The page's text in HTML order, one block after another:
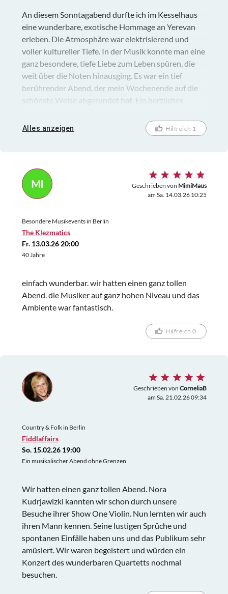
An diesem Sonntagabend durfte ich im Kesselhaus
eine wunderbare, exotische Hommage an Yerevan
erleben. Die Atmosphäre war elektrisierend und
voller kultureller Tiefe. In der Musik konnte man eine
ganz besondere, tiefe Liebe zum Leben spüren, die
weit über die Noten hinausging. Es war ein tief
berührender Abend, der mein Wochenende auf die
schönste Weise abgerundet hat. Ein herzliches
Alles anzeigen Hilfreich 1
MI Geschrieben von MimiMaus
am Sa. 14.03.26 10:25
Besondere Musikevents in Berlin
The Klezmatics
Fr. 13.03.26 20:00
40 Jahre
einfach wunderbar. wir hatten einen ganz tollen
Abend. die Musiker auf ganz hohen Niveau und das
Ambiente war fantastisch.
Hilfreich 0
Geschrieben von CorneliaB
am Sa. 21.02.26 09:34
Country & Folk in Berlin
Fiddlaffairs
So. 15.02.26 19:00
Ein musikalischer Abend ohne Grenzen
Wir hatten einen ganz tollen Abend. Nora
Kudrjawizki kannten wir schon durch unsere
Besuche ihrer Show One Violin. Nun lernten wir auch
ihren Mann kennen. Seine lustigen Sprüche und
spontanen Einfälle haben uns und das Publikum sehr
amüsiert. Wir waren begeistert und würden ein
Konzert des wunderbaren Quartetts nochmal
besuchen.